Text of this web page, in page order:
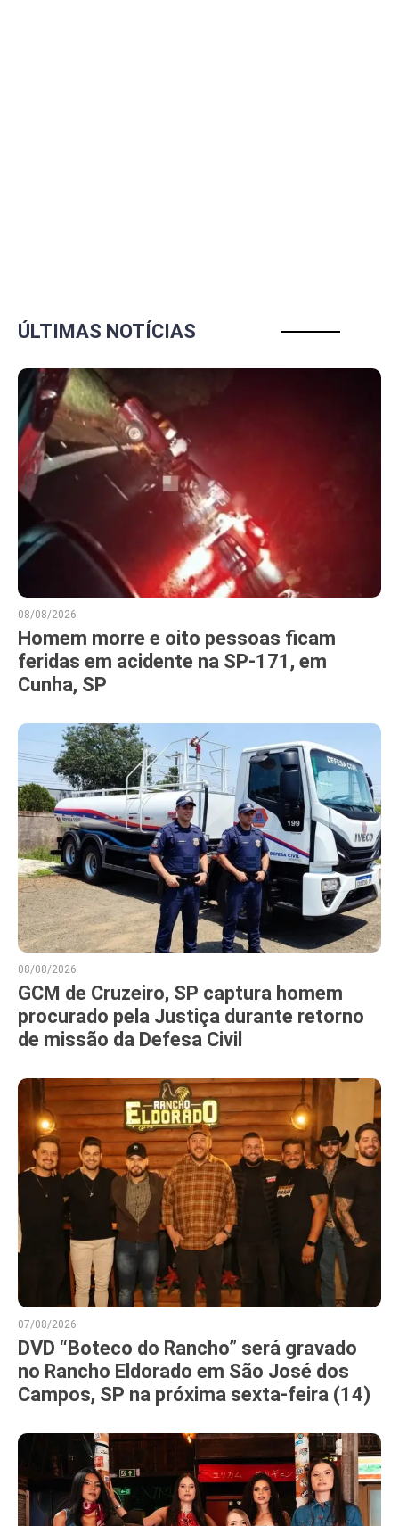
ÚLTIMAS NOTÍCIAS
08/08/2026
Homem morre e oito pessoas ficam
feridas em acidente na SP-171, em
Cunha, SP
08/08/2026
GCM de Cruzeiro, SP captura homem
procurado pela Justiça durante retorno
de missão da Defesa Civil
07/08/2026
DVD “Boteco do Rancho” será gravado
no Rancho Eldorado em São José dos
Campos, SP na próxima sexta-feira (14)